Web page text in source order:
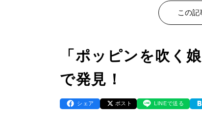
この記
「ポッピンを吹く
で発見！
シェア ポスト LINEで送る